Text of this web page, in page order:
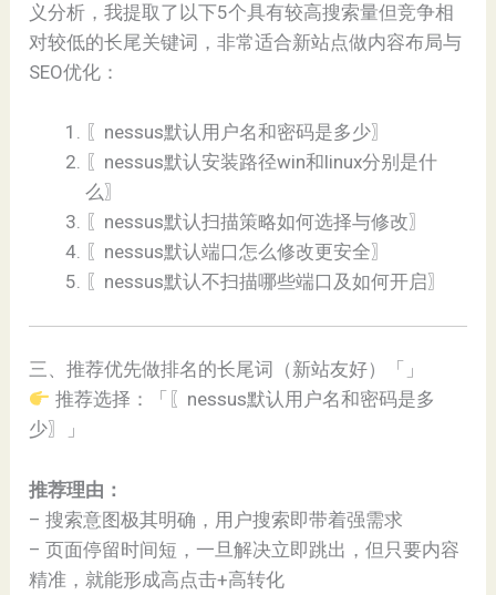
义分析，我提取了以下5个具有较高搜索量但竞争相
对较低的长尾关键词，非常适合新站点做内容布局与
SEO优化：
〖nessus默认用户名和密码是多少〗
〖nessus默认安装路径win和linux分别是什
么〗
〖nessus默认扫描策略如何选择与修改〗
〖nessus默认端口怎么修改更安全〗
〖nessus默认不扫描哪些端口及如何开启〗
三、推荐优先做排名的长尾词（新站友好）「」
推荐选择：「〖nessus默认用户名和密码是多
少〗」
推荐理由：
– 搜索意图极其明确，用户搜索即带着强需求
– 页面停留时间短，一旦解决立即跳出，但只要内容
精准，就能形成高点击+高转化